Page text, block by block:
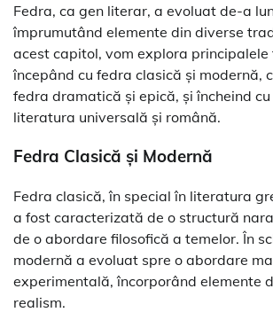
Fedra, ca gen literar, a evoluat de-a
împrumutând elemente din diverse
acest capitol, vom explora
începând cu fedra clasică și modernă,
fedra dramatică și epică, și încheind
literatura universală și română.
Fedra Clasică și Modernă
Fedra clasică, în special în literatura
a fost caracterizată de o structură
de o abordare filosofică a temelor. În
modernă a evoluat spre o abordare
experimentală, încorporând elemente
realism.